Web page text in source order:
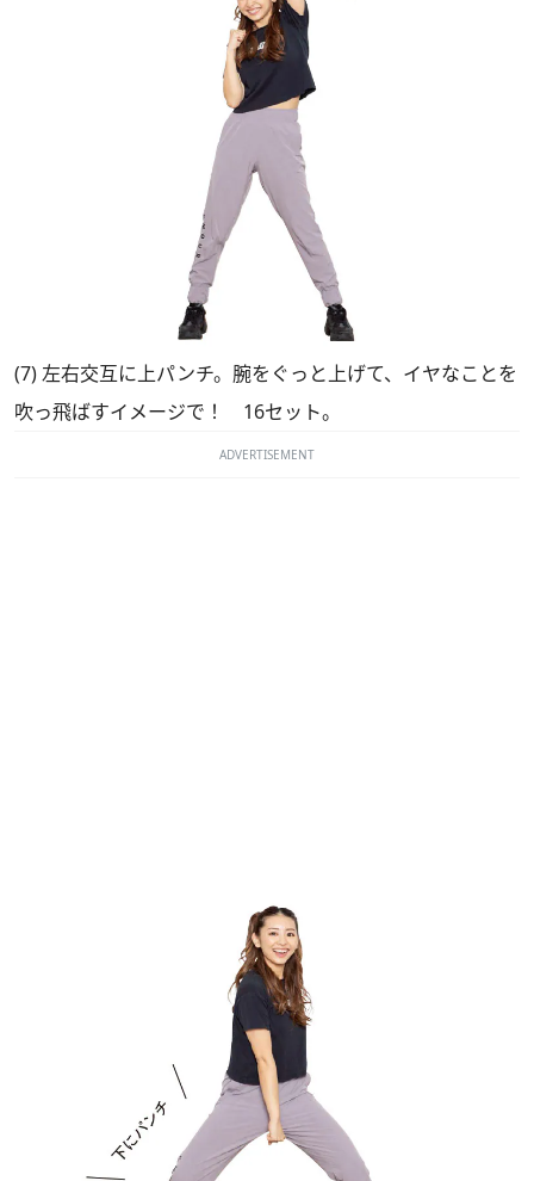
(7) 左右交互に上パンチ。腕をぐっと上げて、イヤなことを
吹っ飛ばすイメージで！ 16セット。
ADVERTISEMENT